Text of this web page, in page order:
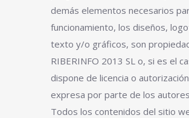
demás elementos necesarios
funcionamiento, los diseños,
texto y/o gráficos, son
RIBERINFO 2013 SL o, si es el
dispone de licencia o autorización
expresa por parte de los
Todos los contenidos del sitio